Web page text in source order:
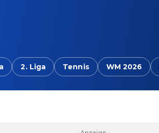
2. Liga Tennis WM 2026